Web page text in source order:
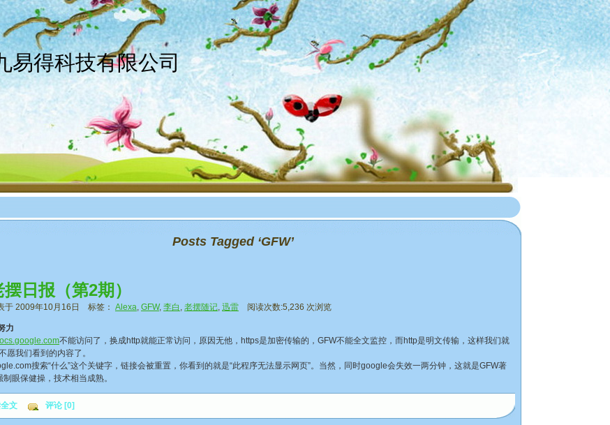
易得科技有限公司
Posts Tagged ‘GFW’
摆日报（第2期）
于 2009年10月16日 标签： Alexa, GFW, 李白 , 老摆随记, 迅雷 阅读次数:5,236 次浏览
力
不能访问了，换成http就能正常访问，原因无他，https是加密传输的，GFW不能全文监控，而http是明文传输，这样我们就
愿我们看到的内容了。
搜索“什么”这个关键字，链接会被重置，你看到的就是“此程序无法显示网页”。当然，同时google会失效一两分钟，这就是GFW著
眼保健操，技术相当成熟。
文 评论 [0]